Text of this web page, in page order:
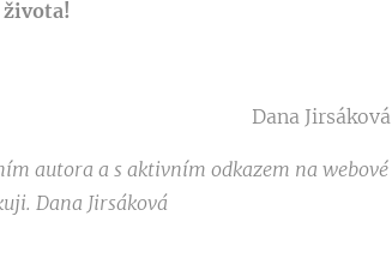
života!
Dana Jirsáková
autora a s aktivním odkazem na webové
Dana Jirsáková